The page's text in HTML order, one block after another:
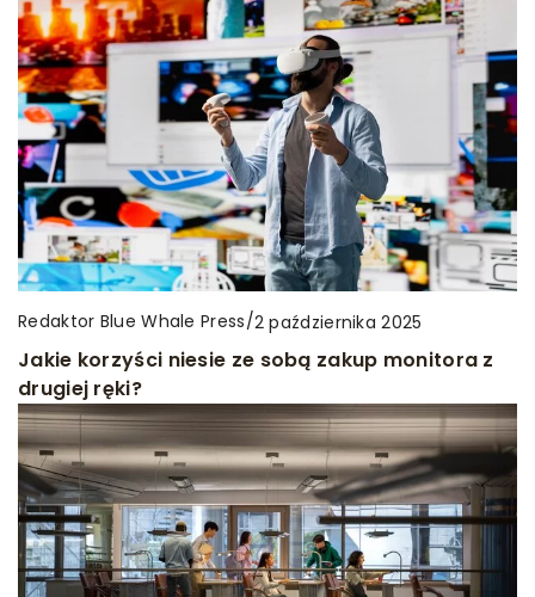
Redaktor Blue Whale Press/2 października 2025
Jakie korzyści niesie ze sobą zakup monitora z
drugiej ręki?